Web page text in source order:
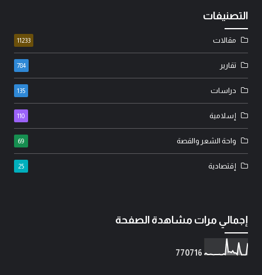
التصنيفات
مقالات 11233
تقارير 784
دراسات 135
إسلامية 110
واحة الشعر والقصة 69
إقتصادية 25
إجمالي مرات مشاهدة الصفحة
770716